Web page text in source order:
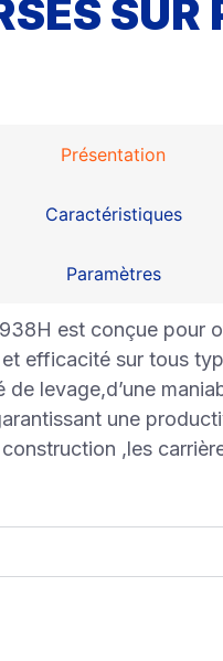
SUR
Présentation
Caractéristiques
Paramètres
est conçue pour
efficacité sur tous
de levage,d’une
une
,les